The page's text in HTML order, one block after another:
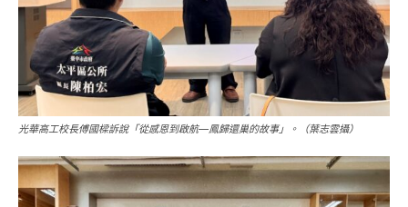
光華高工校長傅國樑訴說「從感恩到啟航—鳳歸還巢的故事」。（葉志雲攝）